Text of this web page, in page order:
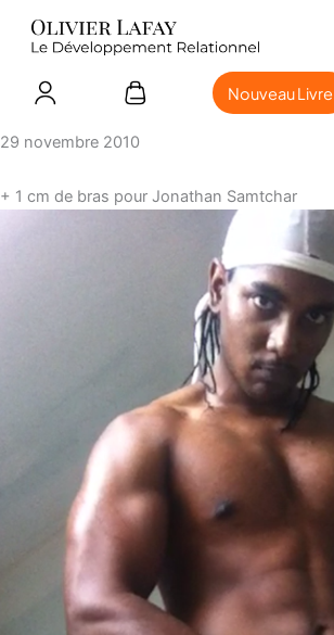
Nouveau Livre
29 novembre 2010
+ 1 cm de bras pour Jonathan Samtchar